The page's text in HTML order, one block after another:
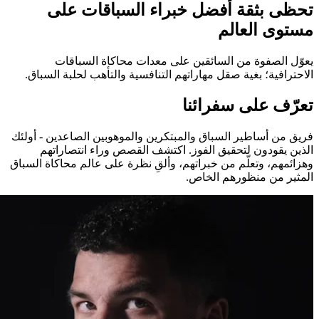
تحظى بثقة أفضل خبراء السباقات على
مستوى العالم
يعوّل الصفوة من السائقين على معدات محاكاة السباقات
الاحترافية؛ بغية صقل مهاراتهم التنافسية والتأهب لحلبة السباق.
تعرّف على سفرائنا
فريق من أساطير السباق والمبتكرين والموهوبين الصاعدين - أولئك
الذين يقودون لتحقيق الفوز. اكتشف القصص وراء انتصاراتهم
وهزائمهم، وتعلّم من خبراتهم، وألقِ نظرة على عالم محاكاة السباق
المثير من منظورهم الخاص.